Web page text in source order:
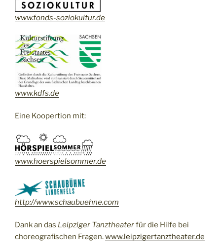
www.fonds-soziokultur.de
www.kdfs.de
Eine Koopertion mit:
www.hoerspielsommer.de
http://www.schaubuehne.com
Dank an das Leipziger Tanztheaterfür die Hilfe bei
choreografischen Fragen.www.leipzigertanztheater.de